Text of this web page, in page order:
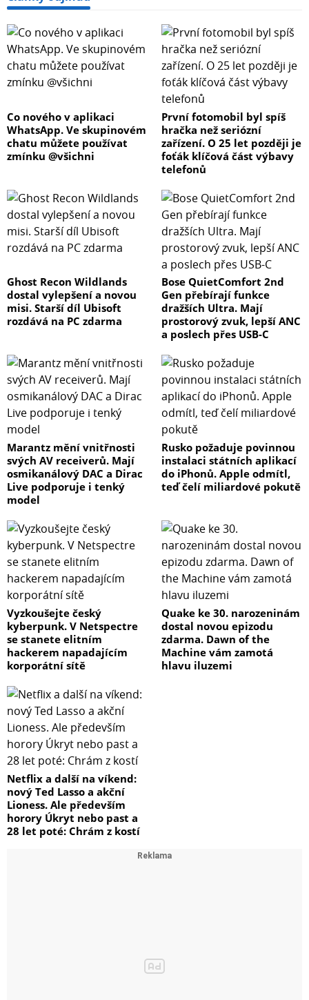
Co nového v aplikaci
WhatsApp. Ve skupinovém
chatu můžete používat
zmínku @všichni
První fotomobil byl spíš
hračka než seriózní
zařízení. O 25 let později je
foťák klíčová část výbavy
telefonů
Ghost Recon Wildlands
dostal vylepšení a novou
misi. Starší díl Ubisoft
rozdává na PC zdarma
Bose QuietComfort 2nd
Gen přebírají funkce
dražších Ultra. Mají
prostorový zvuk, lepší ANC
a poslech přes USB-C
Marantz mění vnitřnosti
svých AV receiverů. Mají
osmikanálový DAC a Dirac
Live podporuje i tenký
model
Rusko požaduje povinnou
instalaci státních aplikací
do iPhonů. Apple odmítl,
teď čelí miliardové pokutě
Vyzkoušejte český
kyberpunk. V Netspectre
se stanete elitním
hackerem napadajícím
korporátní sítě
Quake ke 30. narozeninám
dostal novou epizodu
zdarma. Dawn of the
Machine vám zamotá
hlavu iluzemi
Netflix a další na víkend:
nový Ted Lasso a akční
Lioness. Ale především
horory Úkryt nebo past a
28 let poté: Chrám z kostí